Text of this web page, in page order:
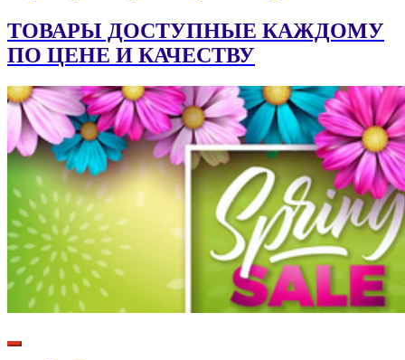
ТОВАРЫ ДОСТУПНЫЕ КАЖДОМУ
ПО ЦЕНЕ И КАЧЕСТВУ